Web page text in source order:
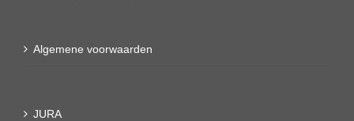
Algemene voorwaarden
JURA